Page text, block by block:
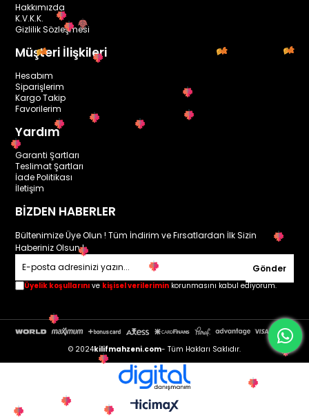
Hakkımızda
K.V.K.K.
Gizlilik Sözleşmesi
Müşteri İlişkileri
Hesabım
Siparişlerim
Kargo Takip
Favorilerim
Yardım
Garanti Şartları
Teslimat Şartları
İade Politikası
İletişim
BİZDEN HABERLER
Bültenimize Üye Olun ! Tüm İndirim ve Fırsatlardan İlk Sizin
Haberiniz Olsun !
Gönder
Üyelik koşullarını ve kişisel verilerimin korunmasını kabul ediyorum.
© 2024kilifmahzeni.com- Tüm Hakları Saklıdır.